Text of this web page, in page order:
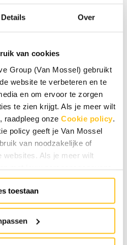
Details Over
van cookies
Group (Van Mossel) gebruikt
website te verbeteren en te
en om ervoor te zorgen
te zien krijgt. Als je meer wilt
raadpleeg onze Cookie policy.
policy geeft je Van Mossel
van noodzakelijke of
websites. Als je meer wilt
met jouw persoonsgegevens,
. Specifiek voor
HR Privacyverklaring
te allen tijde aanpassen via de
toestaan
Lees dan snel verder!
jij verantwoordelijk voor
op de vestiging. Als
ruitschades zoals
je autoruiten. Daarnaast
van
statisch en dynamisch. Hoe
Wij werken binnen de
dus geen
voor jou! Het
er dagelijks voor dat jij
Zij zorgen er daarnaast
worden besteld en bij de
werken met de modernste
om dit voor elkaar